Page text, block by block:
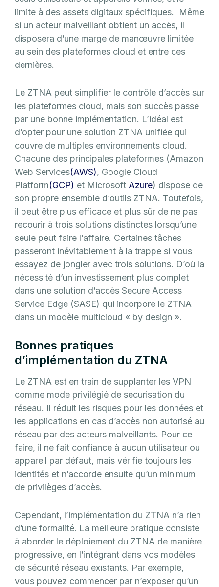
limite à des assets digitaux spécifiques. Même
si un acteur malveillant obtient un accès, il
disposera d’une marge de manœuvre limitée
au sein des plateformes cloud et entre ces
dernières.
Le ZTNA peut simplifier le contrôle d’accès sur
les plateformes cloud, mais son succès passe
par une bonne implémentation. L’idéal est
d’opter pour une solution ZTNA unifiée qui
couvre de multiples environnements cloud.
Chacune des principales plateformes (Amazon
Web Services(AWS), Google Cloud
Platform(GCP) et Microsoft Azure) dispose de
son propre ensemble d’outils ZTNA. Toutefois,
il peut être plus efficace et plus sûr de ne pas
recourir à trois solutions distinctes lorsqu’une
seule peut faire l’affaire. Certaines tâches
passeront inévitablement à la trappe si vous
essayez de jongler avec trois solutions. D’où la
nécessité d’un investissement plus complet
dans une solution d’accès Secure Access
Service Edge (SASE) qui incorpore le ZTNA
dans un modèle multicloud « by design ».
Bonnes pratiques
d’implémentation du ZTNA
Le ZTNA est en train de supplanter les VPN
comme mode privilégié de sécurisation du
réseau. Il réduit les risques pour les données et
les applications en cas d’accès non autorisé au
réseau par des acteurs malveillants. Pour ce
faire, il ne fait confiance à aucun utilisateur ou
appareil par défaut, mais vérifie toujours les
identités et n’accorde ensuite qu’un minimum
de privilèges d’accès.
Cependant, l’implémentation du ZTNA n’a rien
d’une formalité. La meilleure pratique consiste
à aborder le déploiement du ZTNA de manière
progressive, en l’intégrant dans vos modèles
de sécurité réseau existants. Par exemple,
vous pouvez commencer par n’exposer qu’un